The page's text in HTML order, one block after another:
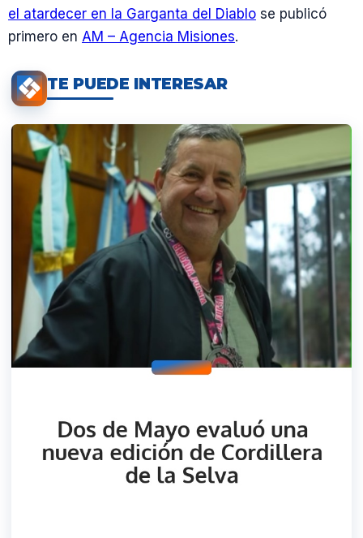
el atardecer en la Garganta del Diablo se publicó
primero en AM – Agencia Misiones.
TE PUEDE INTERESAR